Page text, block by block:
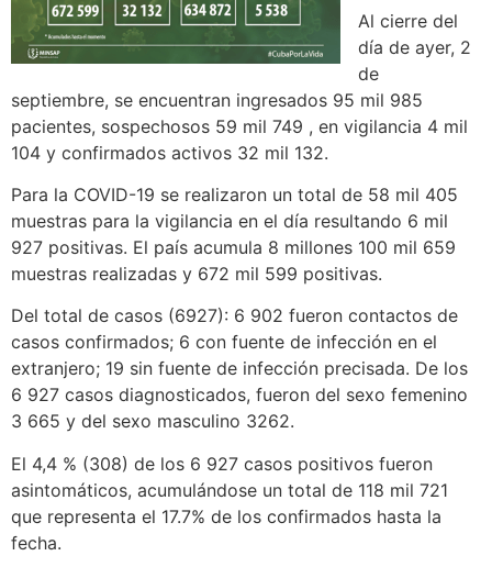
Al cierre del
día de ayer, 2
de
septiembre, se encuentran ingresados 95 mil 985
pacientes, sospechosos 59 mil 749 , en vigilancia 4 mil
104 y confirmados activos 32 mil 132.
Para la COVID-19 se realizaron un total de 58 mil 405
muestras para la vigilancia en el día resultando 6 mil
927 positivas. El país acumula 8 millones 100 mil 659
muestras realizadas y 672 mil 599 positivas.
Del total de casos (6927): 6 902 fueron contactos de
casos confirmados; 6 con fuente de infección en el
extranjero; 19 sin fuente de infección precisada. De los
6 927 casos diagnosticados, fueron del sexo femenino
3 665 y del sexo masculino 3262.
El 4,4 % (308) de los 6 927 casos positivos fueron
asintomáticos, acumulándose un total de 118 mil 721
que representa el 17.7% de los confirmados hasta la
fecha.